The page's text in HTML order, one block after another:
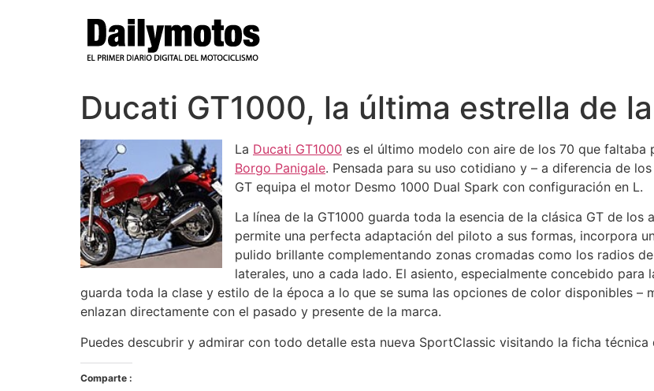
Ducati GT1000, la última estrella de
La Ducati GT1000 es el último modelo con aire de los 70 que
Borgo Panigale. Pensada para su uso cotidiano y – a diferencia de
GT equipa el motor Desmo 1000 Dual Spark con configuración en L.
La línea de la GT1000 guarda toda la esencia de la clásica GT de
permite una perfecta adaptación del piloto a sus formas, incorpora
pulido brillante complementando zonas cromadas como los radios
laterales, uno a cada lado. El asiento, especialmente concebido
guarda toda la clase y estilo de la época a lo que se suma las opciones de color disponibles
enlazan directamente con el pasado y presente de la marca.
Puedes descubrir y admirar con todo detalle esta nueva SportClassic visitando la ficha técnica
Comparte :